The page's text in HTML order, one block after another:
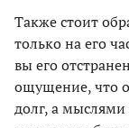
Также стоит
только на его
вы его
ощущение, что
долг, а мыслями